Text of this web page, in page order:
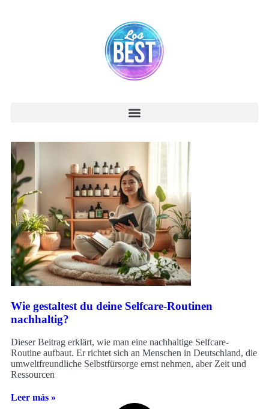
Wie gestaltest du deine Selfcare-Routinen
nachhaltig?
Dieser Beitrag erklärt, wie man eine nachhaltige Selfcare-
Routine aufbaut. Er richtet sich an Menschen in Deutschland, die
umweltfreundliche Selbstfürsorge ernst nehmen, aber Zeit und
Ressourcen
Leer más »